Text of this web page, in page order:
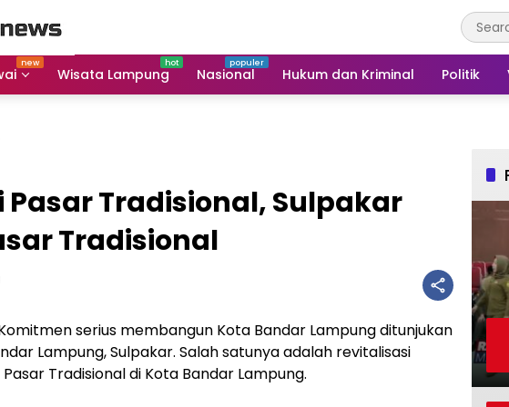
Wisata Lampung Nasional Hukum dan Kriminal Politik
Pasar Tradisional, Sulpakar
Tradisional
serius membangun Kota Bandar Lampung ditunjukan
Lampung, Sulpakar. Salah satunya adalah revitalisasi
Tradisional di Kota Bandar Lampung.